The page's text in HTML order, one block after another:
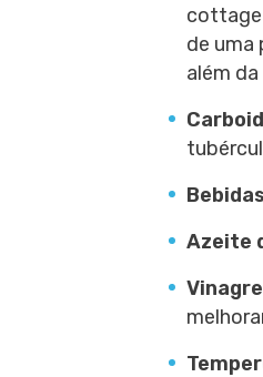
cottage
de uma
além
Azeite